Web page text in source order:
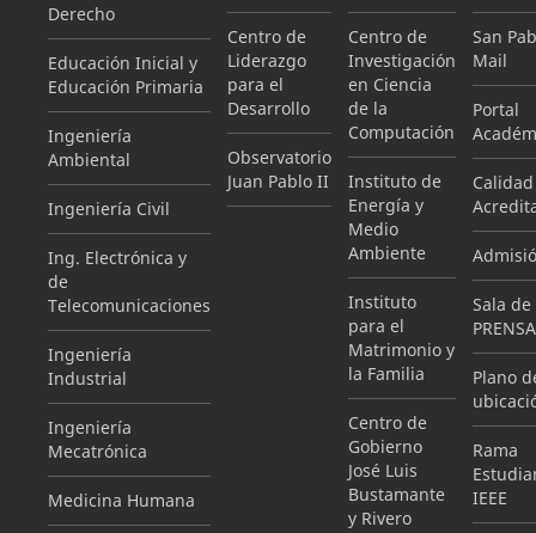
Derecho
Educación Inicial y
Educación Primaria
Ingeniería
Ambiental
Ingeniería Civil
Ing. Electrónica y
de
Telecomunicaciones
Ingeniería
Industrial
Ingeniería
Mecatrónica
Medicina Humana
Centro de
Liderazgo
para el
Desarrollo
Observatorio
Juan Pablo II
Centro de
Investigación
en Ciencia
de la
Computación
Instituto de
Energía y
Medio
Ambiente
Instituto
para el
Matrimonio y
la Familia
Centro de
Gobierno
José Luis
Bustamante
y Rivero
San
Mail
Portal
Sala de
PRENSA
Plano
Rama
IEEE